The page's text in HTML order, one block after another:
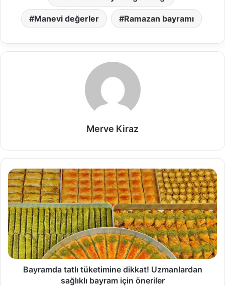
Manevi değerler Ramazan bayramı
Merve Kiraz
Bayramda tatlı tüketimine dikkat! Uzmanlardan
sağlıklı bayram için öneriler